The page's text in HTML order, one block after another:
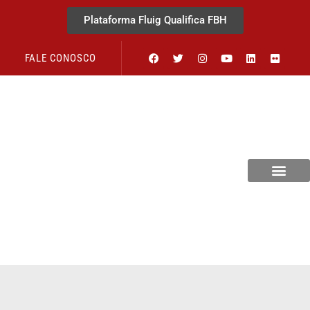
Plataforma Fluig Qualifica FBH
FALE CONOSCO